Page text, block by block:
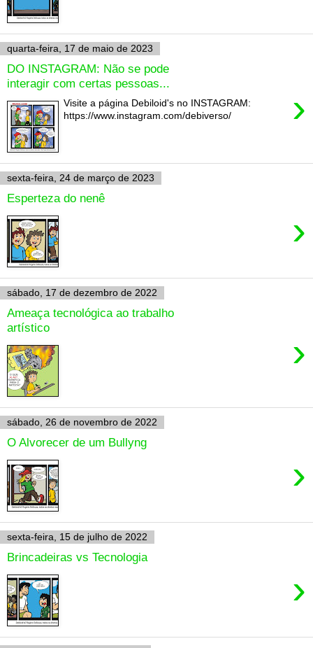
quarta-feira, 17 de maio de 2023
DO INSTAGRAM: Não se pode
interagir com certas pessoas...
›
Visite a página Debiloid's no INSTAGRAM:
https://www.instagram.com/debiverso/
sexta-feira, 24 de março de 2023
Esperteza do nenê
›
sábado, 17 de dezembro de 2022
Ameaça tecnológica ao trabalho
artístico
›
sábado, 26 de novembro de 2022
O Alvorecer de um Bullyng
›
sexta-feira, 15 de julho de 2022
Brincadeiras vs Tecnologia
›